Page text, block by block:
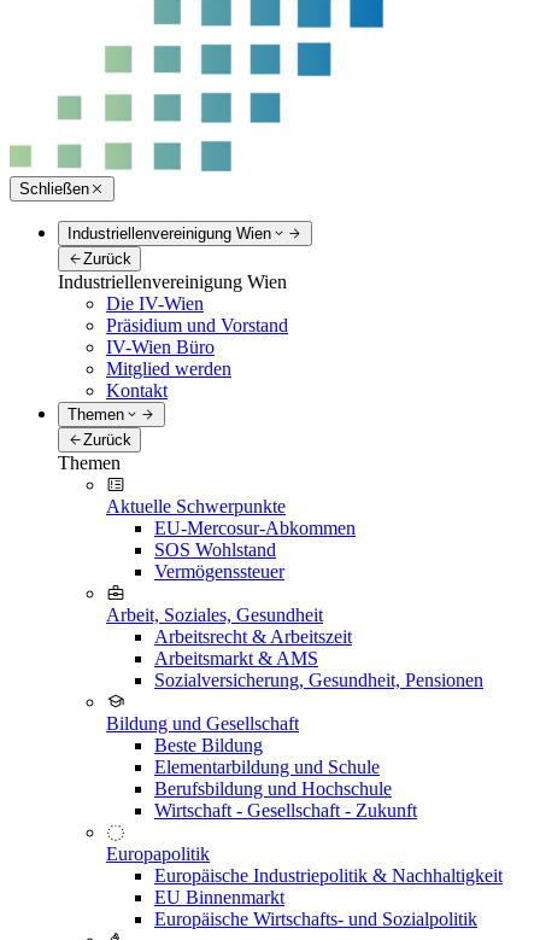
Schließen
Industriellenvereinigung Wien
Zurück
Industriellenvereinigung Wien
Die IV-Wien
Präsidium und Vorstand
IV-Wien Büro
Mitglied werden
Kontakt
Themen
Zurück
Themen
Aktuelle Schwerpunkte
EU-Mercosur-Abkommen
SOS Wohlstand
Vermögenssteuer
Arbeit, Soziales, Gesundheit
Arbeitsrecht & Arbeitszeit
Arbeitsmarkt & AMS
Sozialversicherung, Gesundheit, Pensionen
Bildung und Gesellschaft
Beste Bildung
Elementarbildung und Schule
Berufsbildung und Hochschule
Wirtschaft - Gesellschaft - Zukunft
Europapolitik
Europäische Industriepolitik & Nachhaltigkeit
EU Binnenmarkt
Europäische Wirtschafts- und Sozialpolitik